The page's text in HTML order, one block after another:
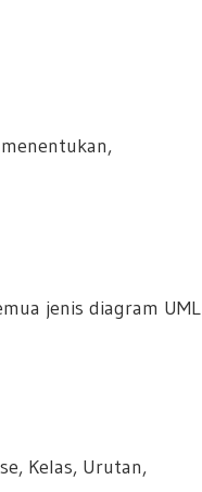
jenis diagram UML
Kelas, Urutan,